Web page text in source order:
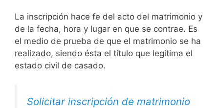
La inscripción hace fe del acto del matrimonio y
de la fecha, hora y lugar en que se contrae. Es
el medio de prueba de que el matrimonio se ha
realizado, siendo ésta el título que legitima el
estado civil de casado.
Solicitar inscripción de matrimonio